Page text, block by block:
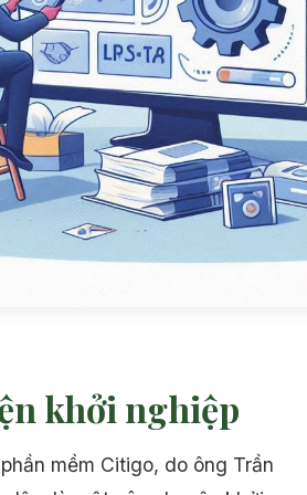
khởi nghiệp
mềm Citigo, do ông Trần